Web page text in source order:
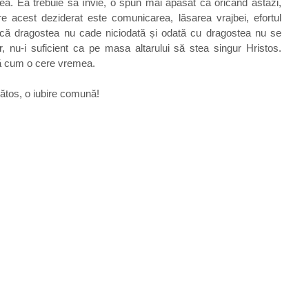
Ea trebuie să învie, o spun mai apăsat ca oricând astăzi,
deziderat este comunicarea, lăsarea vrajbei, efortul
dragostea nu cade niciodată și odată cu dragostea nu se
nu-i suficient ca pe masa altarului să stea singur Hristos.
cum o cere vremea.
o iubire comună!